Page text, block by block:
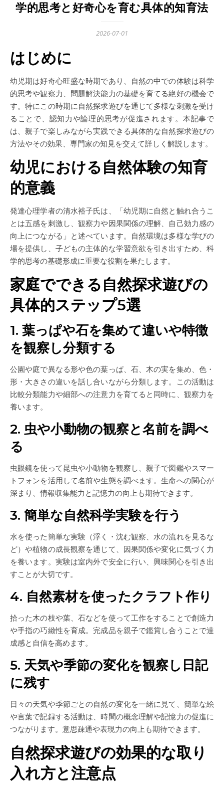
学的思考と好奇心を育む具体的知育法
2026-07-01
はじめに
幼児期は好奇心旺盛な時期であり、自然の中での体験は科学
的思考や観察力、問題解決能力の基礎を育てる絶好の機会で
す。特にこの時期に自然探求遊びを通じて多様な刺激を受け
ることで、認知力や論理的思考が促進されます。本記事で
は、親子で楽しみながら実践できる具体的な自然探求遊びの
方法やその効果、専門家の知見を交えて詳しく解説します。
幼児における自然体験の知育
的意義
発達心理学者の清水裕子氏は、「幼児期に自然と触れ合うこ
とは五感を刺激し、観察力や因果関係の理解、自己効力感の
向上につながる」と述べています。自然環境は多様な学びの
場を提供し、子どもの主体的な学習意欲を引き出すため、科
学的思考の基礎形成に重要な役割を果たします。
家庭でできる自然探求遊びの
具体的ステップ5選
1. 葉っぱや石を集めて違いや特徴
を観察し分類する
公園や庭で異なる形や色の葉っぱ、石、木の実を集め、色・
形・大きさの違いを話し合いながら分類します。この活動は
比較分類能力や細部への注意力を育てると同時に、観察力を
養います。
2. 虫や小動物の観察と名前を調べ
る
虫眼鏡を使って昆虫や小動物を観察し、親子で図鑑やスマー
トフォンを活用して名前や生態を調べます。生命への関心が
深まり、情報収集能力と記憶力の向上も期待できます。
3. 簡単な自然科学実験を行う
水を使った簡単な実験（浮く・沈む観察、水の流れを見るな
ど）や植物の成長観察を通じて、因果関係や変化に気づく力
を養います。実験は室内外で安全に行い、興味関心を引き出
すことが大切です。
4. 自然素材を使ったクラフト作り
拾った木の枝や葉、石などを使って工作をすることで創造力
や手指の巧緻性を育成。完成品を親子で鑑賞し合うことで達
成感と自信を高めます。
5. 天気や季節の変化を観察し日記
に残す
日々の天気や季節ごとの自然の変化を一緒に見て、簡単な絵
や言葉で記録する活動は、時間の概念理解や記憶力の促進に
つながります。意思疎通や表現力の向上も期待できます。
自然探求遊びの効果的な取り
入れ方と注意点